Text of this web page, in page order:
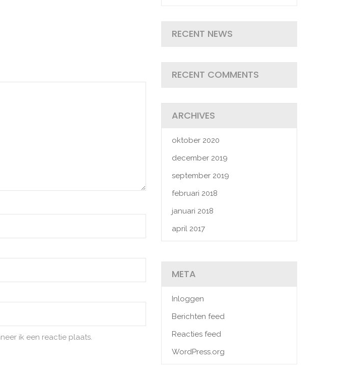
ik een reactie plaats.
RECENT NEWS
RECENT COMMENTS
ARCHIVES
oktober 2020
december 2019
september 2019
februari 2018
januari 2018
april 2017
META
Inloggen
Berichten feed
Reacties feed
WordPress.org